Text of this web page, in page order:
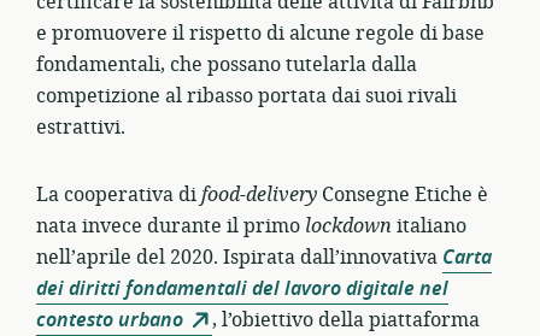
e promuovere il rispetto di alcune regole di base
fondamentali, che possano tutelarla dalla
competizione al ribasso portata dai suoi rivali
estrattivi.
La cooperativa difood-delivery Consegne Etiche è
nata invece durante il primo lockdown italiano
nell’aprile del 2020. Ispirata dall’innovativa Carta
dei diritti fondamentali del lavoro digitale nel
contesto urbano
, l’obiettivo della piattaforma